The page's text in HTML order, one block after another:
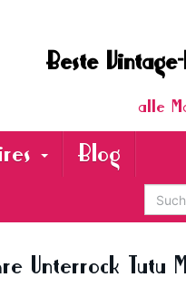
Beste
alle
Blog
Unterrock Tutu